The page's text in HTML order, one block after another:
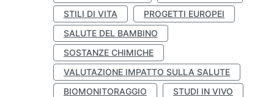
STILI DI VITA
PROGETTI EUROPEI
SALUTE DEL BAMBINO
SOSTANZE CHIMICHE
VALUTAZIONE IMPATTO SULLA SALUTE
BIOMONITORAGGIO
STUDI IN VIVO